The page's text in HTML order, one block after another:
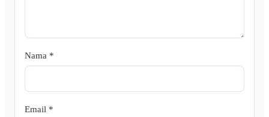
Nama *
Email *